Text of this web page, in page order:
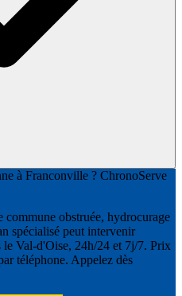
à Franconville ? ChronoServe
commune obstruée, hydrocurage
spécialisé peut intervenir
le Val-d'Oise, 24h/24 et 7j/7. Prix
téléphone. Appelez dès